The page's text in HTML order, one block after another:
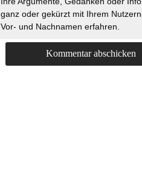
ganz oder gekürzt mit Ihrem
Vor- und Nachnamen erfahren.